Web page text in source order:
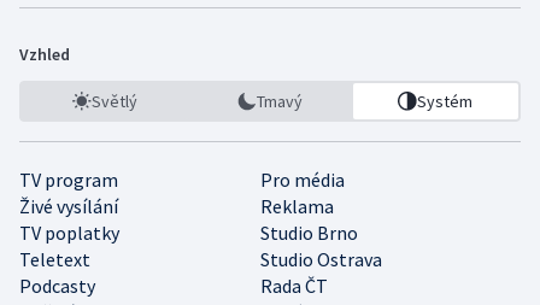
Vzhled
Světlý Tmavý Systém
TV program
Pro média
Živé vysílání
Reklama
TV poplatky
Studio Brno
Teletext
Studio Ostrava
Podcasty
Rada ČT